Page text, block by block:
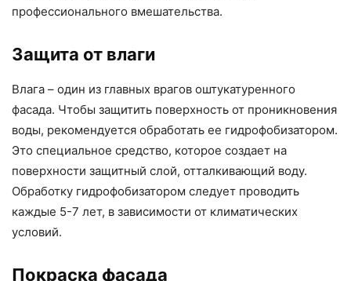
профессионального вмешательства.
Защита от влаги
Влага – один из главных врагов оштукатуренного
фасада. Чтобы защитить поверхность от проникновения
воды, рекомендуется обработать ее гидрофобизатором.
Это специальное средство, которое создает на
поверхности защитный слой, отталкивающий воду.
Обработку гидрофобизатором следует проводить
каждые 5-7 лет, в зависимости от климатических
условий.
Покраска фасада